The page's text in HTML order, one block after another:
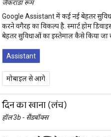
जैकरांडा रूम
Google Assistant में कई नई बेहतर
करने वगैरह का विकल्प है. स्मार्ट होम
बेहतर सुविधाओं का इस्तेमाल कैसे किया जा
Assistant
मोबाइल से आगे
दिन का खाना (लंच)
हॉल 3b - सैंडबॉक्स